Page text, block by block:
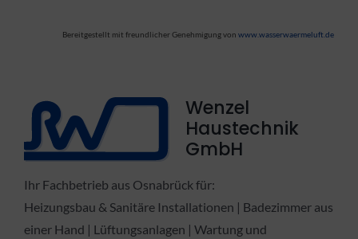
Bereitgestellt mit freundlicher Genehmigung vonwww.wasserwaermeluft.de
Wenzel
Haustechnik
GmbH
Ihr Fachbetrieb aus Osnabrück für:
Heizungsbau & Sanitäre Installationen | Badezimmer aus
einer Hand | Lüftungsanlagen | Wartung und